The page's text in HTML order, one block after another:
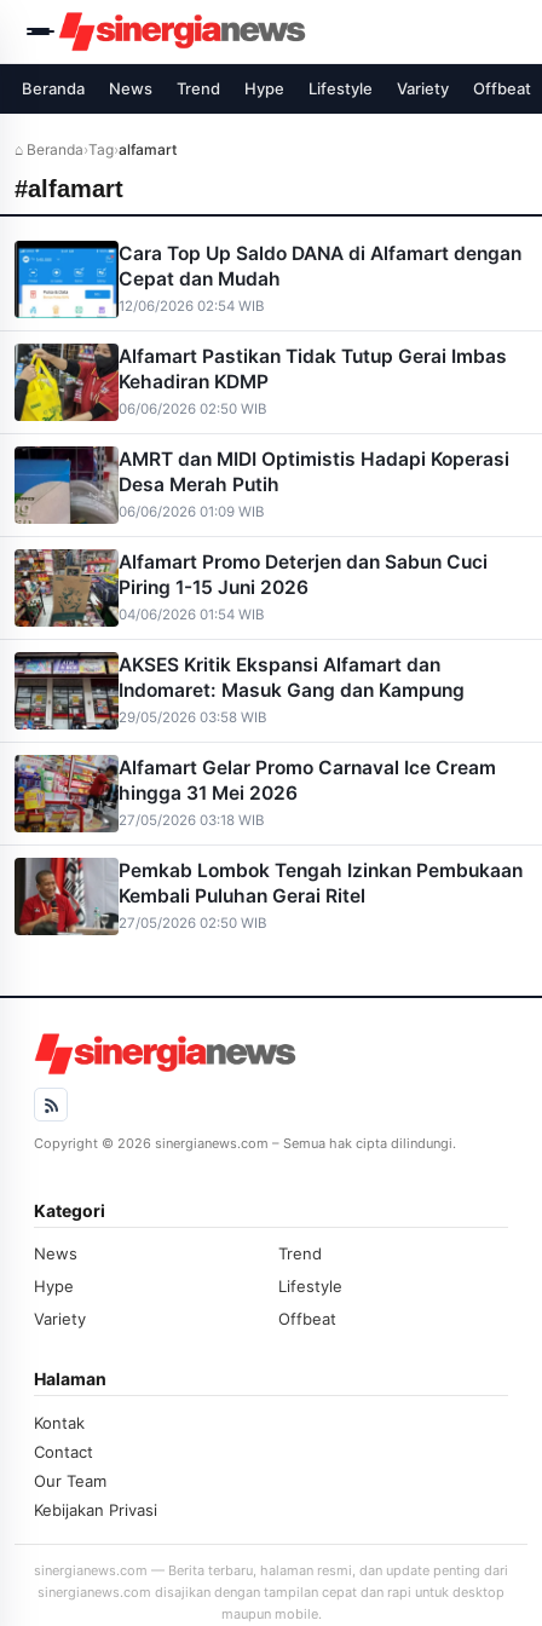
Beranda News Trend Hype Lifestyle Variety Offbeat
⌂ Beranda›Tag›alfamart
#alfamart
Cara Top Up Saldo DANA di Alfamart dengan
Cepat dan Mudah
12/06/2026 02:54 WIB
Alfamart Pastikan Tidak Tutup Gerai Imbas
Kehadiran KDMP
06/06/2026 02:50 WIB
AMRT dan MIDI Optimistis Hadapi Koperasi
Desa Merah Putih
06/06/2026 01:09 WIB
Alfamart Promo Deterjen dan Sabun Cuci
Piring 1-15 Juni 2026
04/06/2026 01:54 WIB
AKSES Kritik Ekspansi Alfamart dan
Indomaret: Masuk Gang dan Kampung
29/05/2026 03:58 WIB
Alfamart Gelar Promo Carnaval Ice Cream
hingga 31 Mei 2026
27/05/2026 03:18 WIB
Pemkab Lombok Tengah Izinkan Pembukaan
Kembali Puluhan Gerai Ritel
27/05/2026 02:50 WIB
Copyright © 2026 sinergianews.com – Semua hak cipta dilindungi.
Kategori
News
Trend
Hype
Lifestyle
Variety
Offbeat
Halaman
Kontak
Contact
Our Team
Kebijakan Privasi
sinergianews.com — Berita terbaru, halaman resmi, dan update penting dari
sinergianews.com disajikan dengan tampilan cepat dan rapi untuk desktop
maupun mobile.